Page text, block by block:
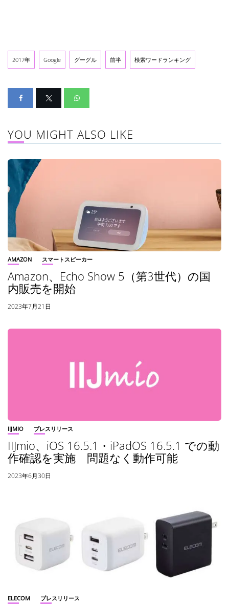
2017年 Google グーグル 前半 検索ワードランキング
YOU MIGHT ALSO LIKE
AMAZON スマートスピーカー
Amazon、Echo Show 5（第3世代）の国
内販売を開始
2023年7月21日
IIJMIO プレスリリース
IIJmio、iOS 16.5.1・iPadOS 16.5.1 での動
作確認を実施 問題なく動作可能
2023年6月30日
ELECOM プレスリリース